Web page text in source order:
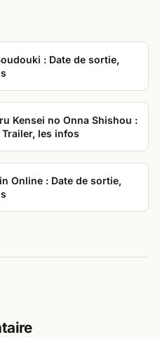
: Date de sortie,
Kensei no Onna Shishou :
les infos
Online : Date de sortie,